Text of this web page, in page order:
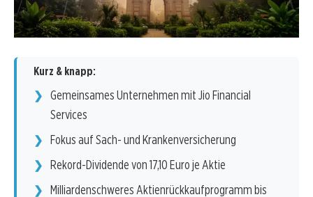
Kurz & knapp:
Gemeinsames Unternehmen mit Jio Financial
Services
Fokus auf Sach- und Krankenversicherung
Rekord-Dividende von 17,10 Euro je Aktie
Milliardenschweres Aktienrückkaufprogramm bis